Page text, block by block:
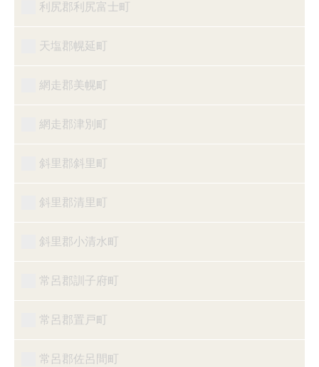
利尻郡利尻富士町
天塩郡幌延町
網走郡美幌町
網走郡津別町
斜里郡斜里町
斜里郡清里町
斜里郡小清水町
常呂郡訓子府町
常呂郡置戸町
常呂郡佐呂間町